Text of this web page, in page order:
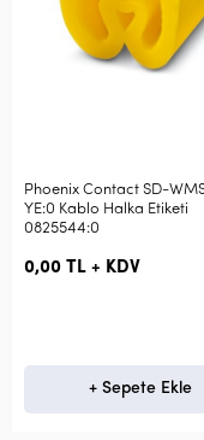
Phoenix Contact SD-
YE:0 Kablo Halka Etiketi
0825544:0
0,00 TL + KDV
+ Sepete Ekle